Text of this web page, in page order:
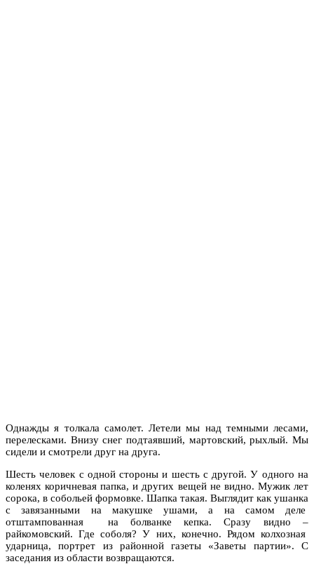
Однажды я толкала самолет. Летели мы над темными лесами,
перелесками. Внизу снег подтаявший, мартовский, рыхлый. Мы
сидели и смотрели друг на друга.
Шесть человек с одной стороны и шесть с другой. У одного на
коленях коричневая папка, и других вещей не видно. Мужик лет
сорока, в собольей формовке. Шапка такая. Выглядит как ушанка
с завязанными на макушке ушами, а на самом деле
отштампованная на болванке кепка. Сразу видно –
райкомовский. Где соболя? У них, конечно. Рядом колхозная
ударница, портрет из районной газеты «Заветы партии». С
заседания из области возвращаются.